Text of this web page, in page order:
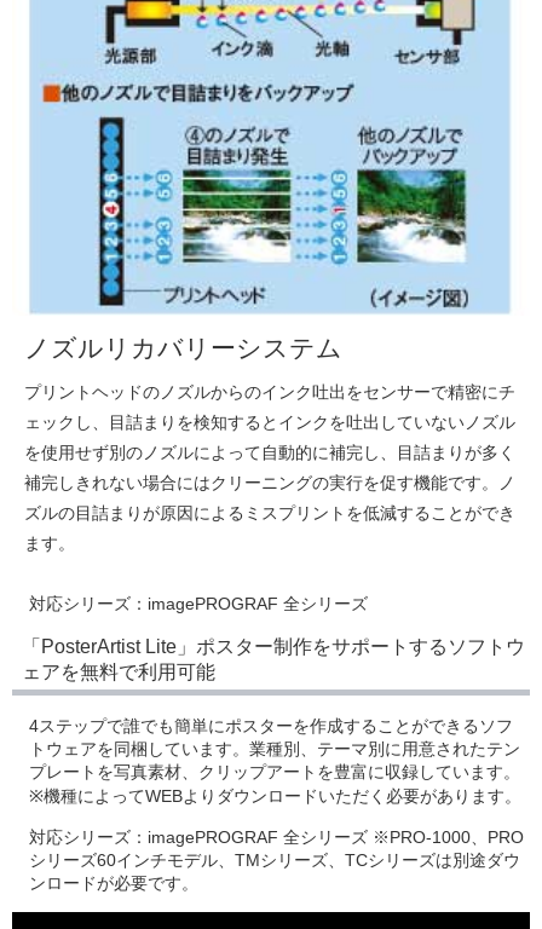
ノズルリカバリーシステム
プリントヘッドのノズルからのインク吐出をセンサーで精密にチ
ェックし、目詰まりを検知するとインクを吐出していないノズル
を使用せず別のノズルによって自動的に補完し、目詰まりが多く
補完しきれない場合にはクリーニングの実行を促す機能です。ノ
ズルの目詰まりが原因によるミスプリントを低減することができ
ます。
対応シリーズ： imagePROGRAF 全シリーズ
「PosterArtist Lite」ポスター制作をサポートするソフトウ
ェアを無料で利用可能
4ステップで誰でも簡単にポスターを作成することができるソフ
トウェアを同梱しています。業種別、テーマ別に用意されたテン
プレートを写真素材、クリップアートを豊富に収録しています。
※機種によってWEBよりダウンロードいただく必要があります。
対応シリーズ： imagePROGRAF 全シリーズ ※PRO-1000、PRO
シリーズ60インチモデル、TMシリーズ、TCシリーズは別途ダウ
ンロードが必要です。